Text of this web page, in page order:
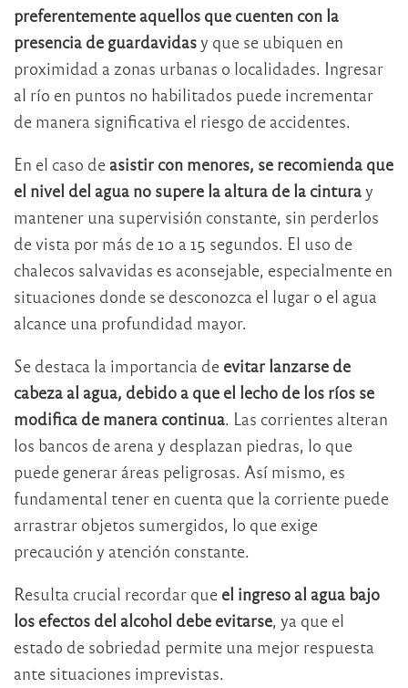
preferentemente aquellos que cuenten con la
presencia de guardavidasy que se ubiquen en
proximidad a zonas urbanas o localidades. Ingresar
al río en puntos no habilitados puede incrementar
de manera significativa el riesgo de accidentes.
En el caso de asistir con menores, se recomienda que
el nivel del agua no supere la altura de la cinturay
mantener una supervisión constante, sin perderlos
de vista por más de 10 a 15 segundos. El uso de
chalecos salvavidas es aconsejable, especialmente en
situaciones donde se desconozca el lugar o el agua
alcance una profundidad mayor.
Se destaca la importancia de evitar lanzarse de
cabeza al agua, debido a que el lecho de los ríos se
modifica de manera continua. Las corrientes alteran
los bancos de arena y desplazan piedras, lo que
puede generar áreas peligrosas. Así mismo, es
fundamental tener en cuenta que la corriente puede
arrastrar objetos sumergidos, lo que exige
precaución y atención constante.
Resulta crucial recordar que el ingreso al agua bajo
los efectos del alcohol debe evitarse, ya que el
estado de sobriedad permite una mejor respuesta
ante situaciones imprevistas.